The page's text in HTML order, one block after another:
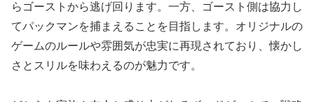
らゴーストから逃げ回ります。一方、ゴースト側は協力し
てパックマンを捕まえることを目指します。オリジナルの
ゲームのルールや雰囲気が忠実に再現されており、懐かし
さとスリルを味わえるのが魅力です。